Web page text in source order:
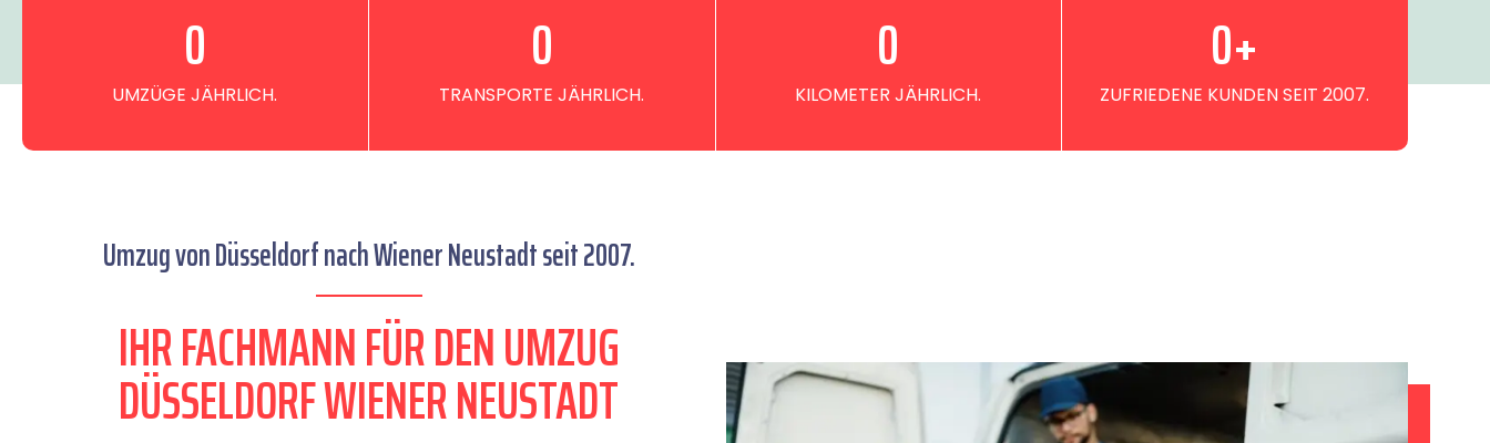
UMZÜGE JÄHRLICH.
0
TRANSPORTE JÄHRLICH.
0
KILOMETER JÄHRLICH.
0
ZUFRIEDENE KUNDEN SEIT 2007.
0+
Umzug von Düsseldorf nach Wiener Neustadt seit 2007.
IHR FACHMANN FÜR DEN UMZUG
DÜSSELDORF WIENER NEUSTADT